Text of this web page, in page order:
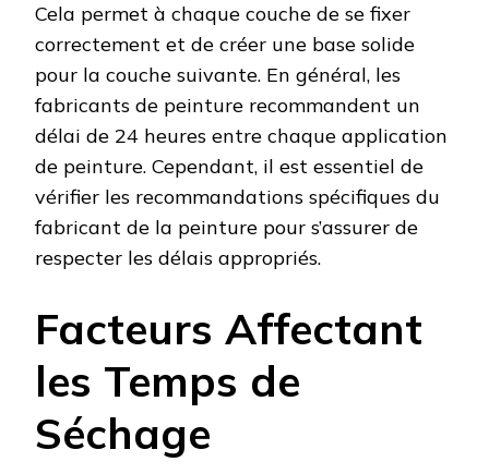
Cela permet à chaque couche de se fixer
correctement et de créer une base solide
pour la couche suivante. En général, les
fabricants de peinture recommandent un
délai de 24 heures entre chaque application
de peinture. Cependant, il est essentiel de
vérifier les recommandations spécifiques du
fabricant de la peinture pour s’assurer de
respecter les délais appropriés.
Facteurs Affectant
les Temps de
Séchage